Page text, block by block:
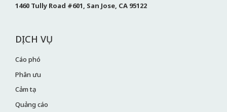
1460 Tully Road #601, San Jose, CA 95122
DỊCH VỤ
Cáo phó
Phân ưu
Cảm tạ
Quảng cáo